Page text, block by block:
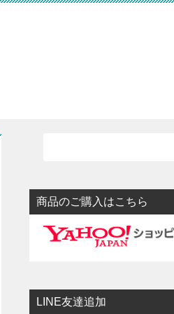
商品のご購入はこちら
LINE友達追加